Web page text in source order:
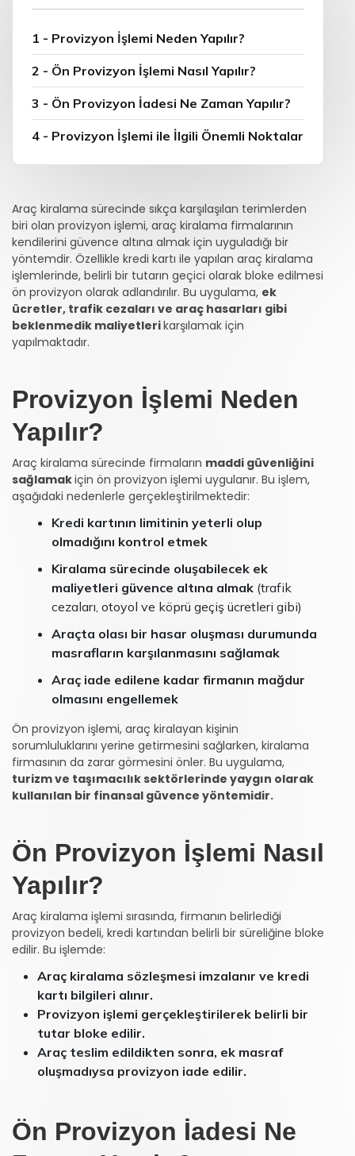
1 - Provizyon İşlemi Neden Yapılır?
2 - Ön Provizyon İşlemi Nasıl Yapılır?
3 - Ön Provizyon İadesi Ne Zaman Yapılır?
4 - Provizyon İşlemi ile İlgili Önemli Noktalar
Araç kiralama sürecinde sıkça karşılaşılan terimlerden
biri olan provizyon işlemi, araç kiralama firmalarının
kendilerini güvence altına almak için uyguladığı bir
yöntemdir. Özellikle kredi kartı ile yapılan araç kiralama
işlemlerinde, belirli bir tutarın geçici olarak bloke edilmesi
ön provizyon olarak adlandırılır. Bu uygulama, ek
ücretler, trafik cezaları ve araç hasarları gibi
beklenmedik maliyetlerikarşılamak için
yapılmaktadır.
Provizyon İşlemi Neden
Yapılır?
Araç kiralama sürecinde firmaların maddi güvenliğini
sağlamakiçin ön provizyon işlemi uygulanır. Bu işlem,
aşağıdaki nedenlerle gerçekleştirilmektedir:
Kredi kartının limitinin yeterli olup
olmadığını kontrol etmek
Kiralama sürecinde oluşabilecek ek
maliyetleri güvence altına almak (trafik
cezaları, otoyol ve köprü geçiş ücretleri gibi)
Araçta olası bir hasar oluşması durumunda
masrafların karşılanmasını sağlamak
Araç iade edilene kadar firmanın mağdur
olmasını engellemek
Ön provizyon işlemi, araç kiralayan kişinin
sorumluluklarını yerine getirmesini sağlarken, kiralama
firmasının da zarar görmesini önler. Bu uygulama,
turizm ve taşımacılık sektörlerinde yaygın olarak
kullanılan bir finansal güvence yöntemidir.
Ön Provizyon İşlemi Nasıl
Yapılır?
Araç kiralama işlemi sırasında, firmanın belirlediği
provizyon bedeli, kredi kartından belirli bir süreliğine bloke
edilir. Bu işlemde:
Araç kiralama sözleşmesi imzalanır ve kredi
kartı bilgileri alınır.
Provizyon işlemi gerçekleştirilerek belirli bir
tutar bloke edilir.
Araç teslim edildikten sonra, ek masraf
oluşmadıysa provizyon iade edilir.
Ön Provizyon İadesi Ne